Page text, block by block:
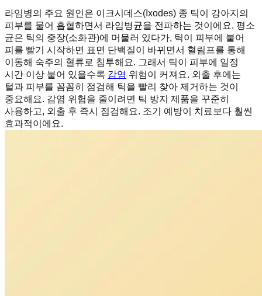
라임병의 주요 원인은 이크시데스(Ixodes) 종 틱이 강아지의
피부를 물어 흡혈하면서 라임병균을 전파하는 것이에요. 평소
균은 틱의 중장(소화관)에 머물러 있다가, 틱이 피부에 붙어
피를 빨기 시작하면 표면 단백질이 바뀌면서 혈림프를 통해
이동해 숙주의 혈류로 침투해요. 그래서 틱이 피부에 일정
시간 이상 붙어 있을수록 감염 위험이 커져요. 외출 후에는
털과 피부를 꼼꼼히 점검해 틱을 빨리 찾아 제거하는 것이
중요해요. 감염 위험을 줄이려면 틱 방지 제품을 꾸준히
사용하고, 외출 후 즉시 점검해요. 조기 예방이 치료보다 훨씬
효과적이에요.